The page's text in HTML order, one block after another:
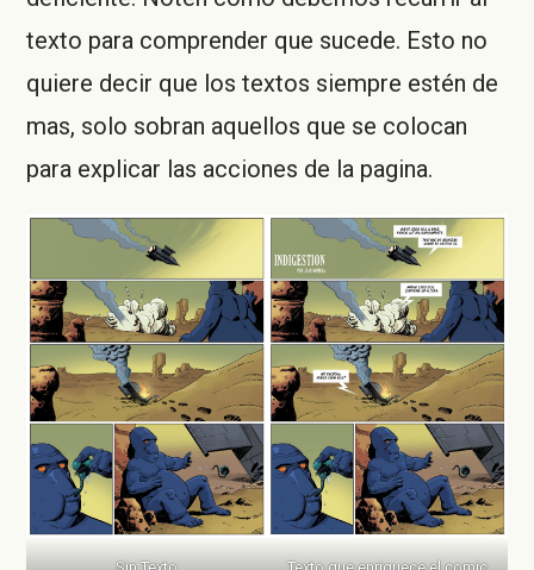
texto para comprender que sucede. Esto no
quiere decir que los textos siempre estén de
mas, solo sobran aquellos que se colocan
para explicar las acciones de la pagina.